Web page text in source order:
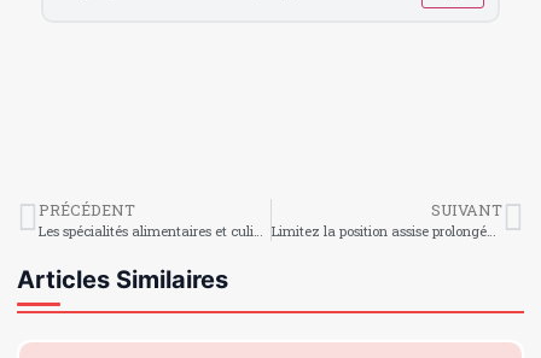
PRÉCÉDENT SUIVANT
Limitez la position assise prolongée au travail
Articles Similaires